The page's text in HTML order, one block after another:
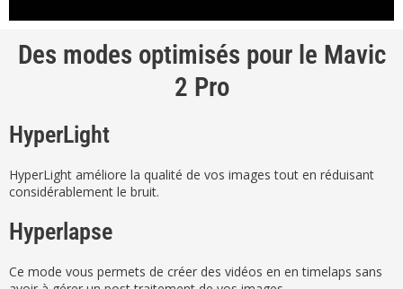
Des modes optimisés pour le Mavic
2 Pro
HyperLight
HyperLight améliore la qualité de vos images tout en réduisant
considérablement le bruit.
Hyperlapse
Ce mode vous permets de créer des vidéos en en timelaps sans